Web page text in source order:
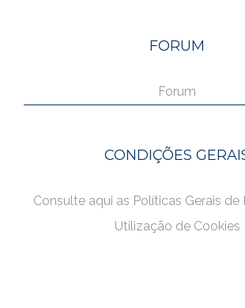
FORUM
Forum
CONDIÇÕES
Consulte aqui as Políticas Gerais de
Utilização de Cookies